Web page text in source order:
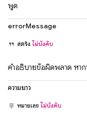
พูด
errorMessage
สตริง ไม่บังคับ
คำอธิบายข้อผิดพลาด หา
ความยาว
หมายเลข ไม่บังคับ